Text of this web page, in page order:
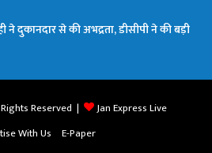
दुकानदार से की अभद्रता, डीसीपी ने की बड़ी
Reserved |
Jan Express Live
With Us
E-Paper